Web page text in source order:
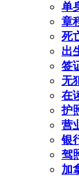
单
章
死
出
签
无
在
护
营
银
驾
加